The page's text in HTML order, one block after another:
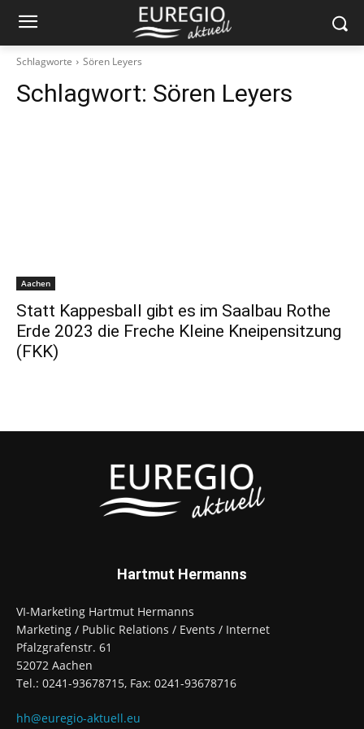
Schlagworte Sören Leyers
Schlagwort: Sören Leyers
Aachen
Statt Kappesball gibt es im Saalbau Rothe
Erde 2023 die Freche Kleine Kneipensitzung
(FKK)
Hartmut Hermanns
VI-Marketing Hartmut Hermanns
Marketing / Public Relations / Events / Internet
Pfalzgrafenstr. 61
52072 Aachen
Tel.: 0241-93678715, Fax: 0241-93678716
hh@euregio-aktuell.eu